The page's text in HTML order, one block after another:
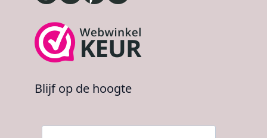
Blijf op de hoogte